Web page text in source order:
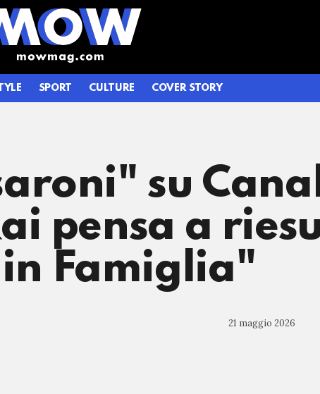
SPORT CULTURE COVER STORY
su
pensa a
Famiglia"
21 maggio 2026